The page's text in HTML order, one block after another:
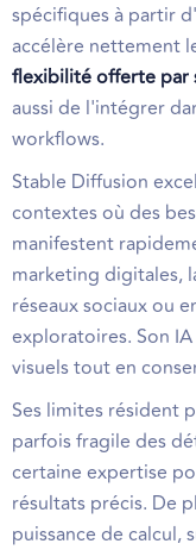
spécifiques à partir
accélère nettement
flexibilité offerte par
aussi de l'intégrer
workflows.
Stable Diffusion
contextes où des
manifestent
marketing digitales,
réseaux sociaux ou
exploratoires. Son
visuels tout en
Ses limites résident
parfois fragile des
certaine expertise
résultats précis. De
puissance de calcul,